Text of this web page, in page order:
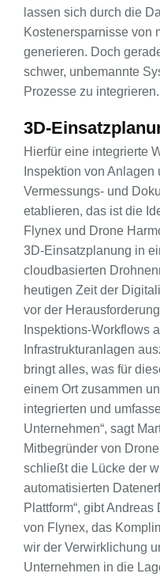
lassen sich durch die
Kostenersparnisse von
generieren. Doch
schwer, unbemannte
Prozesse zu integrieren.
3D-
Hierfür eine integrierte
Inspektion von
Vermessungs- und
etablieren, das ist die
Flynex und Drone
3D-Einsatzplanung in
cloudbasierten
heutigen Zeit der
vor der
Inspektions-Workflows
Infrastrukturanlagen
bringt alles, was für
einem Ort zusammen
integrierten und
Unternehmen“, sagt
Mitbegründer von
schließt die Lücke der
automatisierten
Plattform“, gibt
von Flynex, das
wir der Verwirklichung
Unternehmen in die